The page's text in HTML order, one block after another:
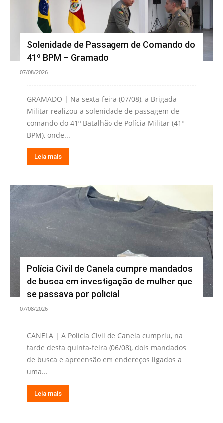
Solenidade de Passagem de Comando do
41º BPM – Gramado
07/08/2026
GRAMADO | Na sexta-feira (07/08), a Brigada
Militar realizou a solenidade de passagem de
comando do 41º Batalhão de Polícia Militar (41º
BPM), onde...
Leia mais
Polícia Civil de Canela cumpre mandados
de busca em investigação de mulher que
se passava por policial
07/08/2026
CANELA | A Polícia Civil de Canela cumpriu, na
tarde desta quinta-feira (06/08), dois mandados
de busca e apreensão em endereços ligados a
uma...
Leia mais